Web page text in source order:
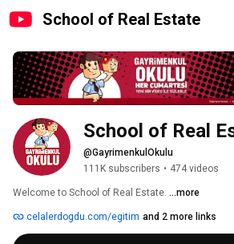
School of Real Estate
School of Real
@GayrimenkulOkulu
111K subscribers • 474 videos
Welcome to School of Real Estate. ...more
celalerdogdu.com/egitim and 2 more links